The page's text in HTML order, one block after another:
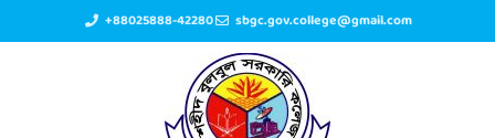
+88025888-42280 sbgc.gov.college@gmail.com